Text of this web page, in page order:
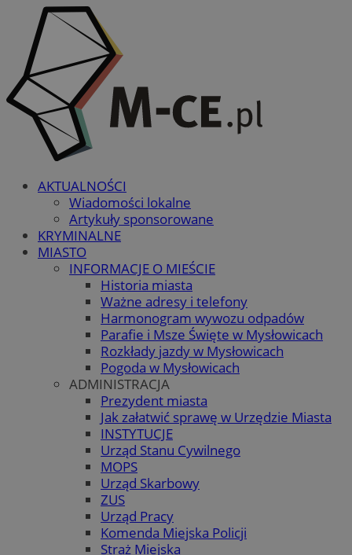
AKTUALNOŚCI
Wiadomości lokalne
Artykuły sponsorowane
KRYMINALNE
MIASTO
INFORMACJE O MIEŚCIE
Historia miasta
Ważne adresy i telefony
Harmonogram wywozu odpadów
Parafie i Msze Święte w Mysłowicach
Rozkłady jazdy w Mysłowicach
Pogoda w Mysłowicach
ADMINISTRACJA
Prezydent miasta
Jak załatwić sprawę w Urzędzie Miasta
INSTYTUCJE
Urząd Stanu Cywilnego
MOPS
Urząd Skarbowy
ZUS
Urząd Pracy
Komenda Miejska Policji
Straż Miejska